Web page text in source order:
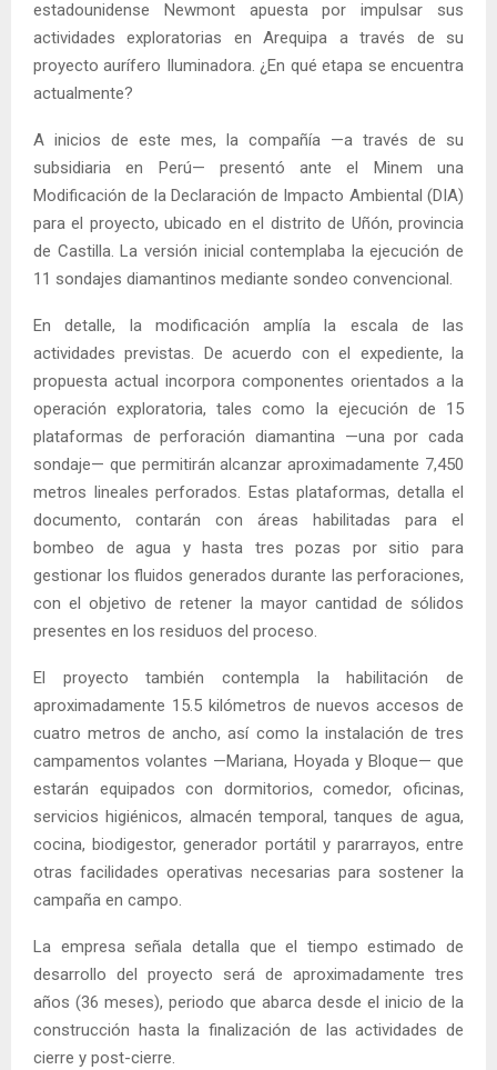
estadounidense Newmont apuesta por impulsar sus
actividades exploratorias en Arequipa a través de su
proyecto aurífero Iluminadora. ¿En qué etapa se encuentra
actualmente?
A inicios de este mes, la compañía —a través de su
subsidiaria en Perú— presentó ante el Minem una
Modificación de la Declaración de Impacto Ambiental (DIA)
para el proyecto, ubicado en el distrito de Uñón, provincia
de Castilla. La versión inicial contemplaba la ejecución de
11 sondajes diamantinos mediante sondeo convencional.
En detalle, la modificación amplía la escala de las
actividades previstas. De acuerdo con el expediente, la
propuesta actual incorpora componentes orientados a la
operación exploratoria, tales como la ejecución de 15
plataformas de perforación diamantina —una por cada
sondaje— que permitirán alcanzar aproximadamente 7,450
metros lineales perforados. Estas plataformas, detalla el
documento, contarán con áreas habilitadas para el
bombeo de agua y hasta tres pozas por sitio para
gestionar los fluidos generados durante las perforaciones,
con el objetivo de retener la mayor cantidad de sólidos
presentes en los residuos del proceso.
El proyecto también contempla la habilitación de
aproximadamente 15.5 kilómetros de nuevos accesos de
cuatro metros de ancho, así como la instalación de tres
campamentos volantes —Mariana, Hoyada y Bloque— que
estarán equipados con dormitorios, comedor, oficinas,
servicios higiénicos, almacén temporal, tanques de agua,
cocina, biodigestor, generador portátil y pararrayos, entre
otras facilidades operativas necesarias para sostener la
campaña en campo.
La empresa señala detalla que el tiempo estimado de
desarrollo del proyecto será de aproximadamente tres
años (36 meses), periodo que abarca desde el inicio de la
construcción hasta la finalización de las actividades de
cierre y post-cierre.